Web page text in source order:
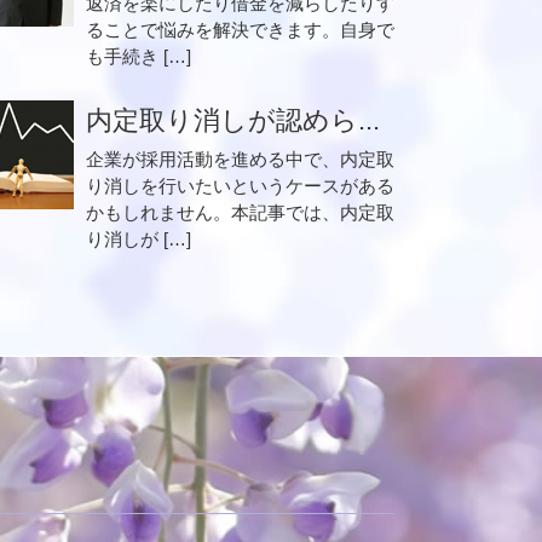
ることで悩みを解決できます。自身で
も手続き […]
内定取り消しが認めら...
企業が採用活動を進める中で、内定取
り消しを行いたいというケースがある
かもしれません。本記事では、内定取
り消しが […]